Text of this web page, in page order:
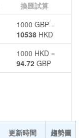
換匯試算
1000 GBP =
10538 HKD
1000 HKD =
94.72 GBP
更新時間
趨勢圖